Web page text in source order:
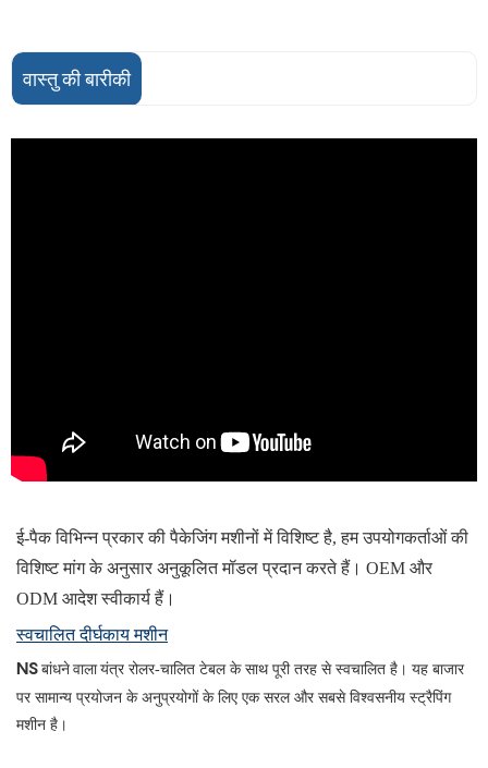
वास्तु की बारीकी
ई-पैक विभिन्न प्रकार की पैकेजिंग मशीनों में विशिष्ट है, हम उपयोगकर्ताओं की
विशिष्ट मांग के अनुसार अनुकूलित मॉडल प्रदान करते हैं। OEM और
ODM आदेश स्वीकार्य हैं।
स्वचालित दीर्घकाय मशीन
NS बांधने वाला यंत्र रोलर-चालित टेबल के साथ पूरी तरह से स्वचालित है। यह बाजार
पर सामान्य प्रयोजन के अनुप्रयोगों के लिए एक सरल और सबसे विश्वसनीय स्ट्रैपिंग
मशीन है।